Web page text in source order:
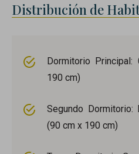
Distribución de
Dormitorio
190 cm)
Segundo Dormitorio:
(90 cm x 190 cm)